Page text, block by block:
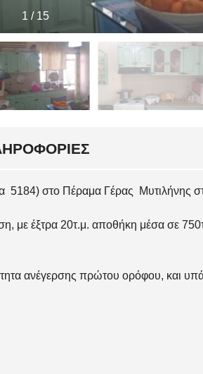
1 / 15
5184) στο Πέραμα Γέρας Μυτιλήνης
με έξτρα 20τ.μ. αποθήκη μέσα σε
ανέγερσης πρώτου ορόφου, και